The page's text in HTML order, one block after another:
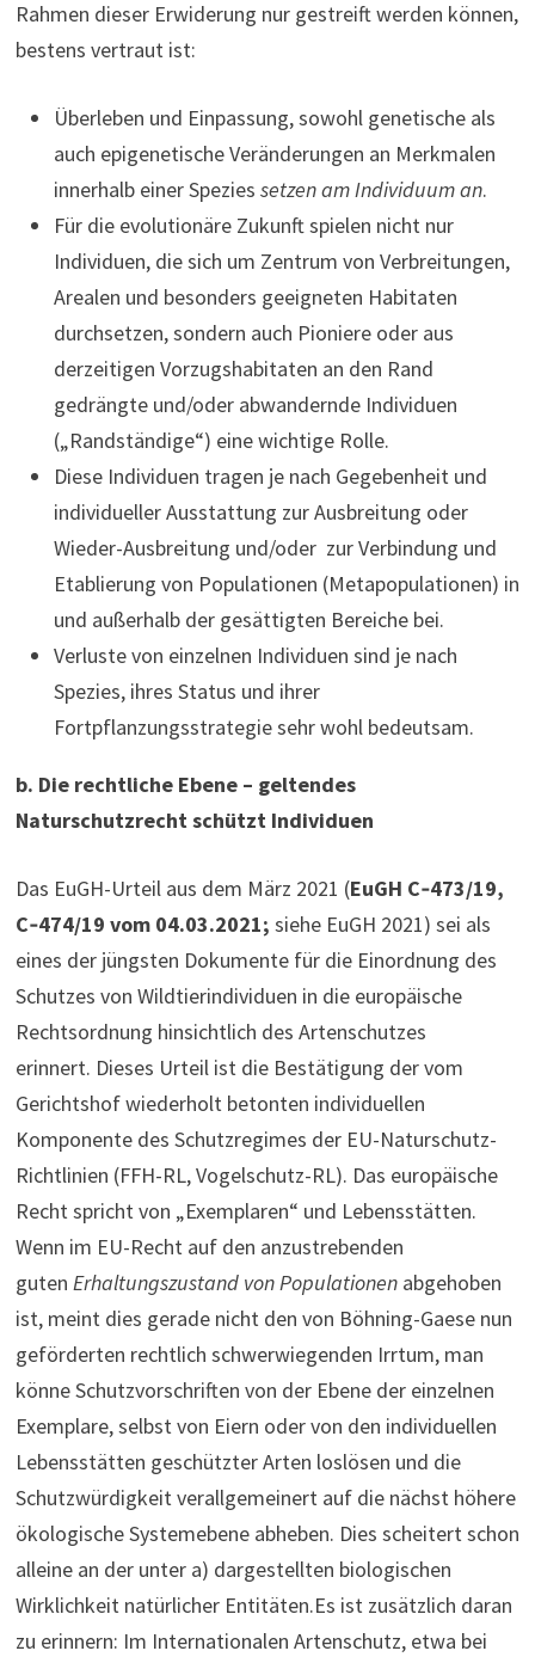
Rahmen dieser Erwiderung nur gestreift werden können,
bestens vertraut ist:
Überleben und Einpassung, sowohl genetische als
auch epigenetische Veränderungen an Merkmalen
innerhalb einer Spezies setzen am Individuum an.
Für die evolutionäre Zukunft spielen nicht nur
Individuen, die sich um Zentrum von Verbreitungen,
Arealen und besonders geeigneten Habitaten
durchsetzen, sondern auch Pioniere oder aus
derzeitigen Vorzugshabitaten an den Rand
gedrängte und/oder abwandernde Individuen
(„Randständige“) eine wichtige Rolle.
Diese Individuen tragen je nach Gegebenheit und
individueller Ausstattung zur Ausbreitung oder
Wieder-Ausbreitung und/oder zur Verbindung und
Etablierung von Populationen (Metapopulationen) in
und außerhalb der gesättigten Bereiche bei.
Verluste von einzelnen Individuen sind je nach
Spezies, ihres Status und ihrer
Fortpflanzungsstrategie sehr wohl bedeutsam.
b. Die rechtliche Ebene – geltendes
Naturschutzrecht schützt Individuen
Das EuGH-Urteil aus dem März 2021 (EuGH C‑473/19,
C‑474/19 vom 04.03.2021; siehe EuGH 2021) sei als
eines der jüngsten Dokumente für die Einordnung des
Schutzes von Wildtierindividuen in die europäische
Rechtsordnung hinsichtlich des Artenschutzes
erinnert. Dieses Urteil ist die Bestätigung der vom
Gerichtshof wiederholt betonten individuellen
Komponente des Schutzregimes der EU-Naturschutz-
Richtlinien (FFH-RL, Vogelschutz-RL). Das europäische
Recht spricht von „Exemplaren“ und Lebensstätten.
Wenn im EU-Recht auf den anzustrebenden
guten Erhaltungszustand von Populationenabgehoben
ist, meint dies gerade nicht den von Böhning-Gaese nun
geförderten rechtlich schwerwiegenden Irrtum, man
könne Schutzvorschriften von der Ebene der einzelnen
Exemplare, selbst von Eiern oder von den individuellen
Lebensstätten geschützter Arten loslösen und die
Schutzwürdigkeit verallgemeinert auf die nächst höhere
ökologische Systemebene abheben. Dies scheitert schon
alleine an der unter a) dargestellten biologischen
Wirklichkeit natürlicher Entitäten.Es ist zusätzlich daran
zu erinnern: Im Internationalen Artenschutz, etwa bei